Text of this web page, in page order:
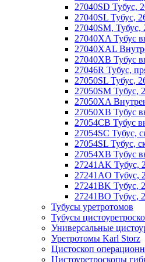
27040SD Тубус,
27040SL Тубус,
27040SM,
27040XA Тубус
27040XAL
27040XB Тубус
27046R Тубус,
27050SL Тубус,
27050SM
27050XA
27050XB Тубус
27054CB Тубус
27054SC Тубус,
27054SL Тубус,
27054XB Тубус
27241AK Тубус,
27241AO Тубус,
27241BK Тубус,
27241BO Тубус,
Тубусы уретротомов
Тубусы
Универсальные
Уретротомы Karl Storz
Цистоскоп
Цистоуретроскопы